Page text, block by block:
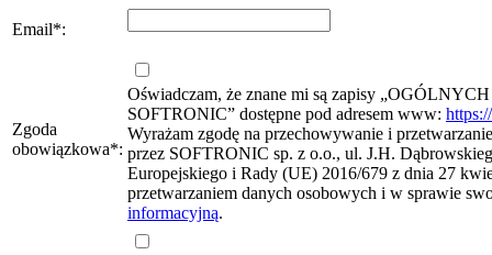
Email*:
Zgoda
obowiązkowa*:
Oświadczam, że znane mi są zapisy
SOFTRONIC” dostępne pod adresem www:
Wyrażam zgodę na przechowywanie i
przez SOFTRONIC sp. z o.o., ul. J.H.
Europejskiego i Rady (UE) 2016/679 z dnia 27
przetwarzaniem danych osobowych i w sprawie
informacyjną.